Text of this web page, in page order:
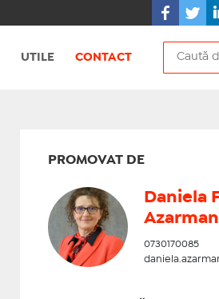
UTILE CONTACT
PROMOVAT DE
Daniela
0730170085